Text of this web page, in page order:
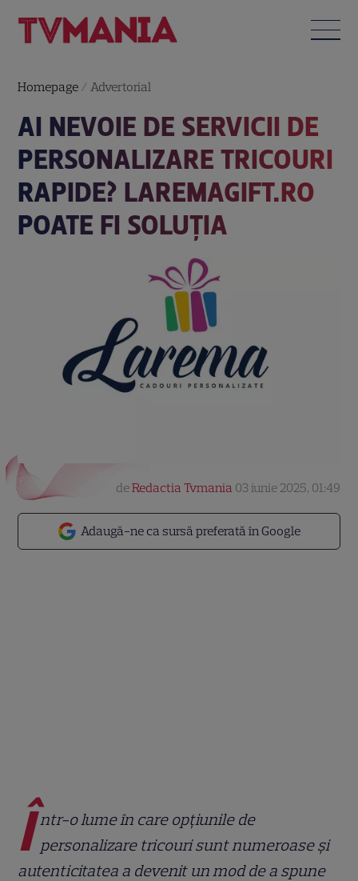
Homepage / Advertorial
AI NEVOIE DE SERVICII DE
PERSONALIZARE TRICOURI
RAPIDE? LAREMAGIFT.RO
POATE FI SOLUȚIA
Adaugă-ne ca sursă preferată în Google
deRedactia Tvmania 03 iunie 2025, 01:49
Î ntr-o lume în care opțiunile de
personalizare tricouri sunt numeroase și
autenticitatea a devenit un mod de a spune